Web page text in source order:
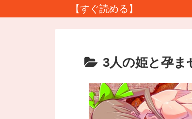
【すぐ読める】
3人の姫と孕ま